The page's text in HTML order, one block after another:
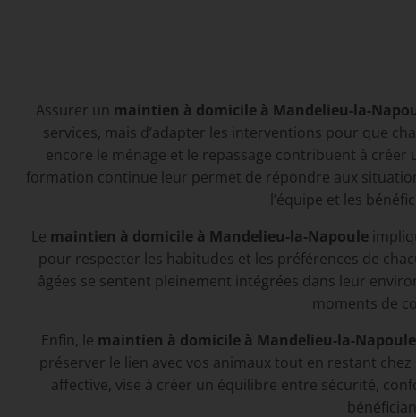
Assurer un maintien à domicile à Mandelieu-la-
services, mais d’adapter les interventions pour que
encore le ménage et le repassage contribuent à
formation continue leur permet de répondre aux
l’équipe et les
Le maintien à domicile à Mandelieu-la-Napoule
pour respecter les habitudes et les préférences de
âgées se sentent pleinement intégrées dans leur
moments de
Enfin, le maintien à domicile à Mandelieu-la-Napoule
préserver le lien avec vos animaux tout en restant
affective, vise à créer un équilibre entre sécurité,